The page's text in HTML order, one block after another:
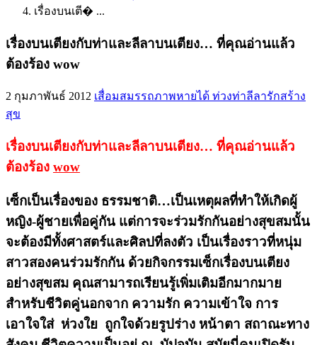
เรื่องบนเตี� ...
เรื่องบนเตียงกับท่าและลีลาบนเตียง… ที่คุณอ่านแล้ว
ต้องร้อง wow
2 กุมภาพันธ์ 2012 เสื่อมสมรรถภาพหายได้ ท่วงท่าลีลารักสร้าง
สุข
เรื่องบนเตียงกับท่าและลีลาบนเตียง… ที่คุณอ่านแล้ว
ต้องร้อง wow
เซ็กเป็นเรื่องของ ธรรมชาติ…เป็นเหตุผลที่ทำให้เกิดผู้
หญิง-ผู้ชายเพื่อคู่กัน แต่การจะร่วมรักกันอย่างสุขสมนั้น
จะต้องมีทั้งศาสตร์และศิลปที่ลงตัว เป็นเรื่องราวที่หนุ่ม
สาวสองคนร่วมรักกัน ด้วยกิจกรรมเซ็กเรื่องบนเตียง
อย่างสุขสม คุณสามารถเรียนรู้เพิ่มเติมอีกมากมาย
สำหรับชีวิตคู่นอกจาก ความรัก ความเข้าใจ การ
เอาใจใส่ ห่วงใย ถูกใจด้วยรูปร่าง หน้าตา สถาณะทาง